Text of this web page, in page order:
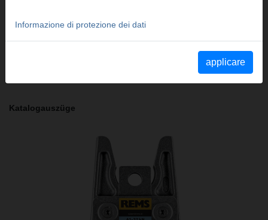
Istruzioni di sicurezza PP/AP/PI/PP E01/Tagliacavo
Katalogauszüge
Informazione di protezione dei dati
applicare